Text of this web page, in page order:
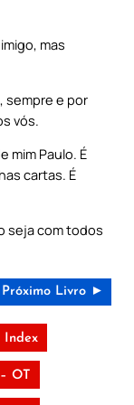
mas
sempre e por
vós.
mim Paulo. É
cartas. É
seja com todos
Próximo Livro ►
Index
OT